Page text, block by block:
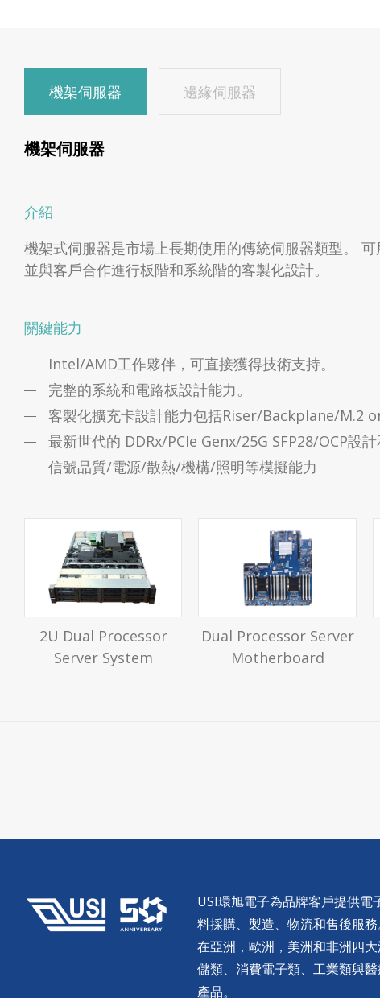
機架伺服器 邊緣伺服器
機架伺服器
介紹
機架式伺服器是市場上長期使用的傳統伺服器類型。
並與客戶合作進行板階和系統階的客製化設計。
關鍵能力
Intel/AMD工作夥伴，可直接獲得技術支持。
完整的系統和電路板設計能力。
客製化擴充卡設計能力包括Riser/Backplane/M.2
最新世代的 DDRx/PCIe Genx/25G SFP28/OCP設
信號品質/電源/散熱/機構/照明等模擬能力
2U Dual Processor
Server System
Dual Processor Server
Motherboard
USI環旭電子為品牌客戶提供
料採購、製造、物流和售後服
在亞洲，歐洲，美洲和非洲四
儲類、消費電子類、工業類與
產品。